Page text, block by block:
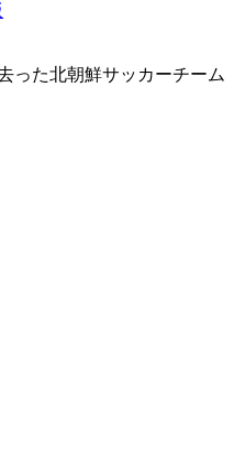
った北朝鮮サッカーチーム